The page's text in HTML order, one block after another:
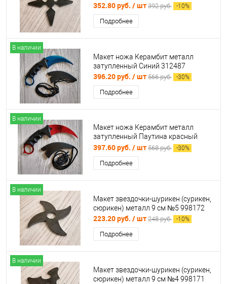
352.80 руб. / шт 392 руб. -10%
Подробнее
В наличии
Макет ножа Керамбит металл
затупленный Синий 312487
396.20 руб. / шт 566 руб. -30%
Подробнее
В наличии
Макет ножа Керамбит металл
затупленный Паутина красный
312591
397.60 руб. / шт 568 руб. -30%
Подробнее
В наличии
Макет звездочки-шурикен (сурикен,
сюрикен) металл 9 см №5 998172
223.20 руб. / шт 248 руб. -10%
Подробнее
В наличии
Макет звездочки-шурикен (сурикен,
сюрикен) металл 9 см №4 998171